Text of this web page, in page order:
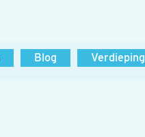
Blog Verdieping